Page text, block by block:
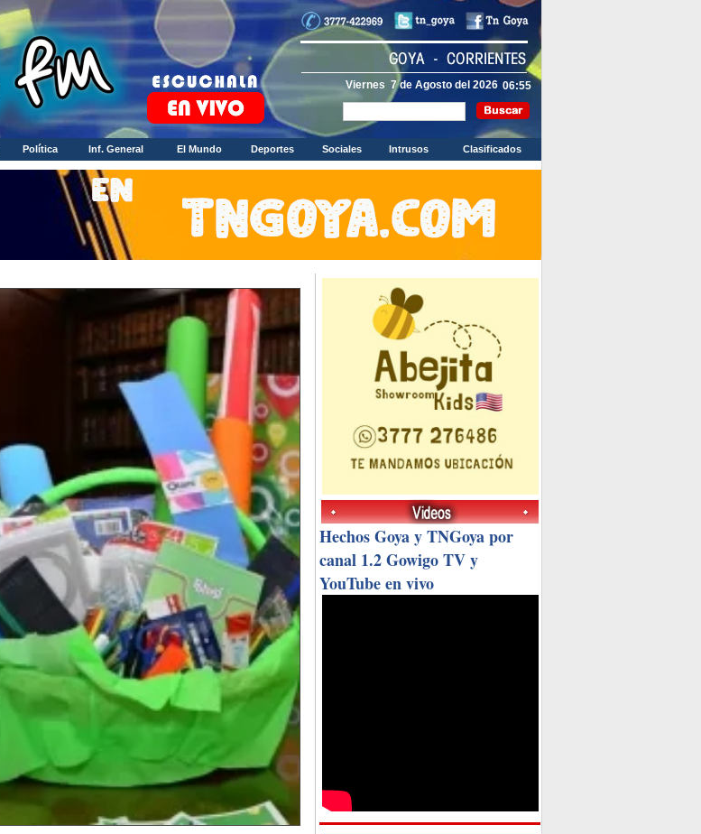
Viernes 7 de Agosto del 2026
Política Inf. General El Mundo Deportes Sociales Intrusos Clasificados
Hechos Goya y TNGoya por
canal 1.2 Gowigo TV y
YouTube en vivo